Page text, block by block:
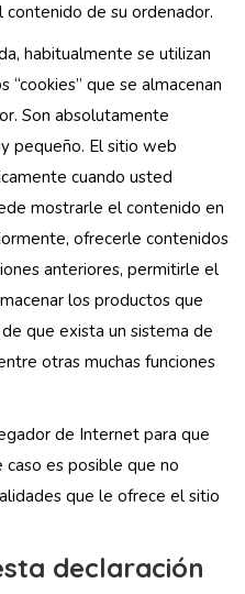
de su ordenador.
habitualmente se utilizan
que se almacenan
Son absolutamente
pequeño. El sitio web
cuando usted
mostrarle el contenido en
ofrecerle contenidos
anteriores, permitirle el
los productos que
que exista un sistema de
otras muchas funciones
de Internet para que
es posible que no
que le ofrece el sitio
declaración